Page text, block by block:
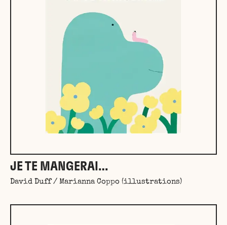
JE TE MANGERAI…
David Duff / Marianna Coppo (illustrations)